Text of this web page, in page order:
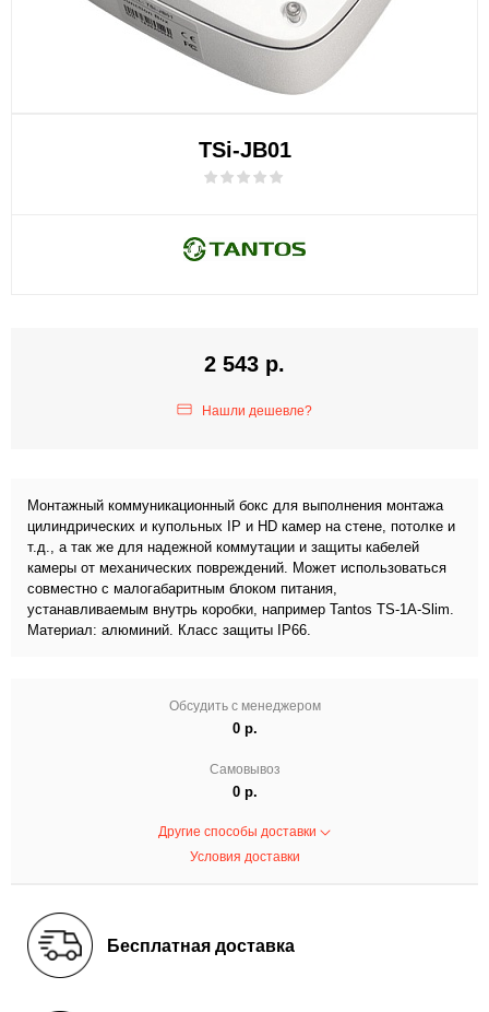
TSi-JB01
2 543 р.
Нашли дешевле?
Монтажный коммуникационный бокс для выполнения монтажа
цилиндрических и купольных IP и HD камер на стене, потолке и
т.д., а так же для надежной коммутации и защиты кабелей
камеры от механических повреждений. Может использоваться
совместно с малогабаритным блоком питания,
устанавливаемым внутрь коробки, например Tantos TS-1A-Slim.
Материал: алюминий. Класс защиты IP66.
Обсудить с менеджером
0 р.
Самовывоз
0 р.
Другие способы доставки
Условия доставки
Бесплатная доставка